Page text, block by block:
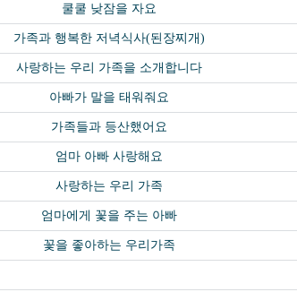
쿨쿨 낮잠을 자요
가족과 행복한 저녁식사(된장찌개)
사랑하는 우리 가족을 소개합니다
아빠가 말을 태워줘요
가족들과 등산했어요
엄마 아빠 사랑해요
사랑하는 우리 가족
엄마에게 꽃을 주는 아빠
꽃을 좋아하는 우리가족